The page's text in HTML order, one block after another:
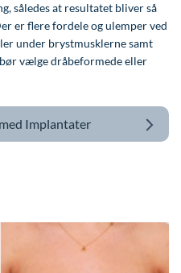
således at resultatet bliver så
er flere fordele og ulemper ved
under brystmusklerne samt
vælge dråbeformede eller
Implantater